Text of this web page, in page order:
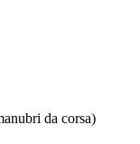
da corsa)